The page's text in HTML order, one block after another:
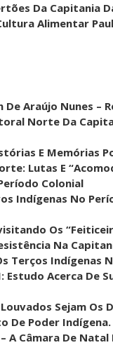
Da Capitania
Alimentar
De Araújo Nunes –
Norte Da
E Memórias
Lutas E
Colonial
Indígenas No
Os
Na
Terços Indígenas
Estudo Acerca De
Sejam Os
De Poder Indígena.
A Câmara De Natal